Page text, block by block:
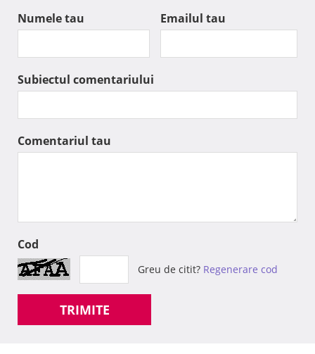
Numele tau Emailul tau
Subiectul comentariului
Comentariul tau
Cod
Greu de citit? Regenerare cod
TRIMITE